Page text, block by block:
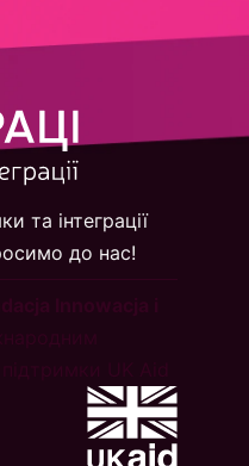
та інтеграції
до нас!